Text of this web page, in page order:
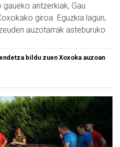
antzerkiak, Gau
giroa. Eguzkia lagun,
auzotarrak asteburuko
bildu zuen Xoxoka auzoan